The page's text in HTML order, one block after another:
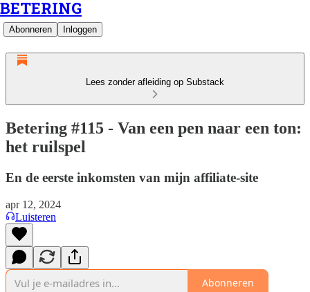
BETERING
Abonneren Inloggen
Lees zonder afleiding op Substack
Betering #115 - Van een pen naar een ton:
het ruilspel
En de eerste inkomsten van mijn affiliate-site
apr 12, 2024
Luisteren
Abonneren